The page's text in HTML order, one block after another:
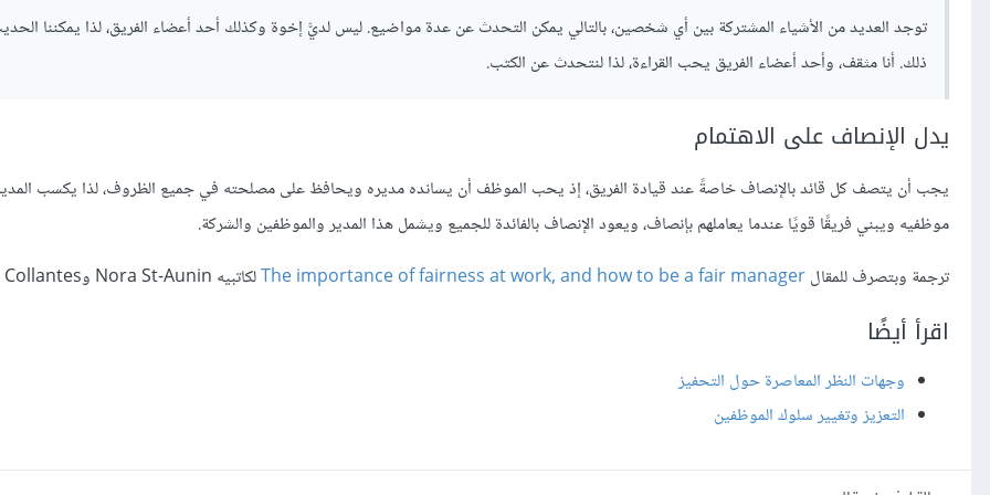
توجد العديد من الأشياء المشتركة بين أي شخصين، بالتالي يمكن التحدث عن عدة مواضيع. ليس لديَّ إخوة وكذلك أحد أعضاء الفريق، لذا يمكننا
ذلك. أنا مثقف، وأحد أعضاء الفريق يحب القراءة، لذا لنتحدث عن الكتب.
يدل الإنصاف على الاهتمام
يجب أن يتصف كل قائد بالإنصاف خاصةً عند قيادة الفريق، إذ يحب الموظف أن يسانده مديره ويحافظ على مصلحته في جميع الظروف، لذا يكسب
موظفيه ويبني فريقًا قويًا عندما يعاملهم بإنصاف، ويعود الإنصاف بالفائدة للجميع ويشمل هذا المدير والموظفين والشركة.
ترجمة وبتصرف للمقالThe importance of fairness at work, and how to be a fair managerلكاتبيه Nora St-Aunin وAna Collantes.
اقرأ أيضًا
وجهات النظر المعاصرة حول التحفيز
التعزيز وتغيير سلوك الموظفين